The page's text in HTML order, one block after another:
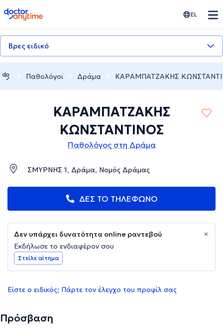
doctoranytime EL
Βρες ειδικό
Παθολόγοι Δράμα ΚΑΡΑΜΠΑΤΖΑΚΗΣ
ΚΑΡΑΜΠΑΤΖΑΚΗΣ
ΚΩΝΣΤΑΝΤΙΝΟΣ
Παθολόγος στη Δράμα
ΣΜΥΡΝΗΣ 1, Δράμα, Νομός Δράμας
ΔΕΣ ΤΟ ΤΗΛΕΦΩΝΟ
Δεν υπάρχει δυνατότητα online ραντεβού
Εκδήλωσε το ενδιαφέρον σου
Στείλε αίτημα
Είστε ο ειδικός; Πάρτε τον έλεγχο του προφίλ σας
Πρόσβαση